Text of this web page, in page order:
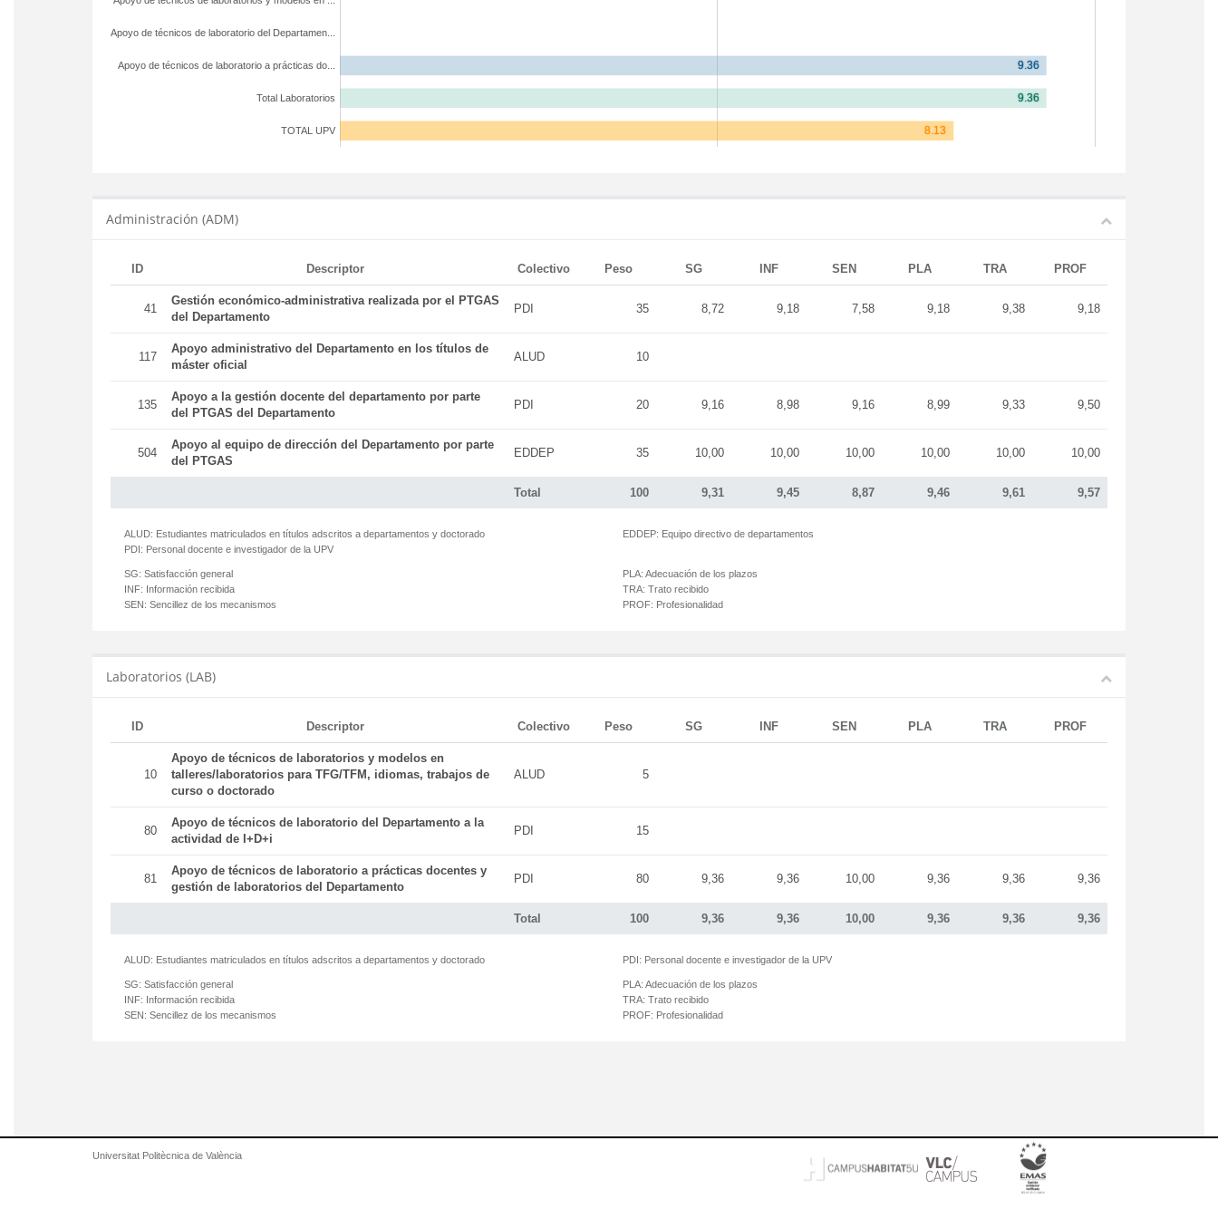
TOTAL UPV
Total Laboratorios
Apoyo de técnicos de laboratorio a prácticas do...
Apoyo de técnicos de laboratorio del Departamen...
Administración (ADM)
ID Descriptor Colectivo Peso SG INF SEN PLA TRA PROF
Total 100 9,31 9,45 8,87 9,46 9,61 9,57
41
Gestión económico-administrativa realizada por el PTGAS
del Departamento
PDI 35 8,72 9,18 7,58 9,18 9,38 9,18
117
Apoyo administrativo del Departamento en los títulos de
máster oficial
ALUD 10
135
Apoyo a la gestión docente del departamento por parte
del PTGAS del Departamento
PDI 20 9,16 8,98 9,16 8,99 9,33 9,50
504
Apoyo al equipo de dirección del Departamento por parte
del PTGAS
EDDEP 35 10,00 10,00 10,00 10,00 10,00 10,00
ALUD: Estudiantes matriculados en títulos adscritos a departamentos y doctorado
PDI: Personal docente e investigador de la UPV
EDDEP: Equipo directivo de departamentos
SG: Satisfacción general
INF: Información recibida
SEN: Sencillez de los mecanismos
PLA: Adecuación de los plazos
TRA: Trato recibido
PROF: Profesionalidad
Laboratorios (LAB)
ID Descriptor Colectivo Peso SG INF SEN PLA TRA PROF
Total 100 9,36 9,36 10,00 9,36 9,36 9,36
10
Apoyo de técnicos de laboratorios y modelos en
talleres/laboratorios para TFG/TFM, idiomas, trabajos de
curso o doctorado
ALUD 5
80
Apoyo de técnicos de laboratorio del Departamento a la
actividad de I+D+i
PDI 15
81
Apoyo de técnicos de laboratorio a prácticas docentes y
gestión de laboratorios del Departamento
PDI 80 9,36 9,36 10,00 9,36 9,36 9,36
ALUD: Estudiantes matriculados en títulos adscritos a departamentos y doctorado PDI: Personal docente e investigador de la UPV
SG: Satisfacción general
INF: Información recibida
SEN: Sencillez de los mecanismos
PLA: Adecuación de los plazos
TRA: Trato recibido
PROF: Profesionalidad
Universitat Politècnica de València